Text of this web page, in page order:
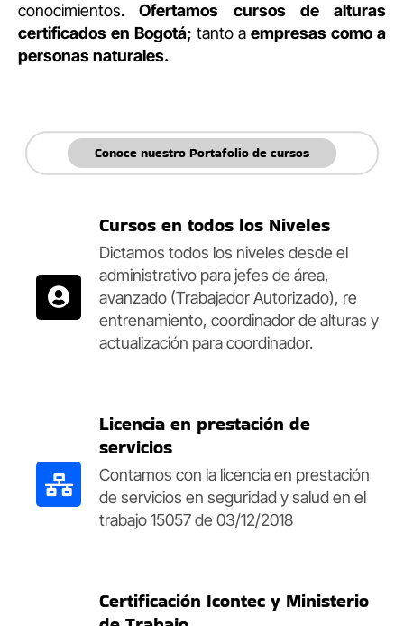
conocimientos.Ofertamos cursos de alturas
certificados en Bogotá; tanto a empresas como a
personas naturales.
Conoce nuestro Portafolio de cursos
Cursos en todos los Niveles
Dictamos todos los niveles desde el
administrativo para jefes de área,
avanzado (Trabajador Autorizado), re
entrenamiento, coordinador de alturas y
actualización para coordinador.
Licencia en prestación de
servicios
Contamos con la licencia en prestación
de servicios en seguridad y salud en el
trabajo 15057 de 03/12/2018
Certificación Icontec y Ministerio